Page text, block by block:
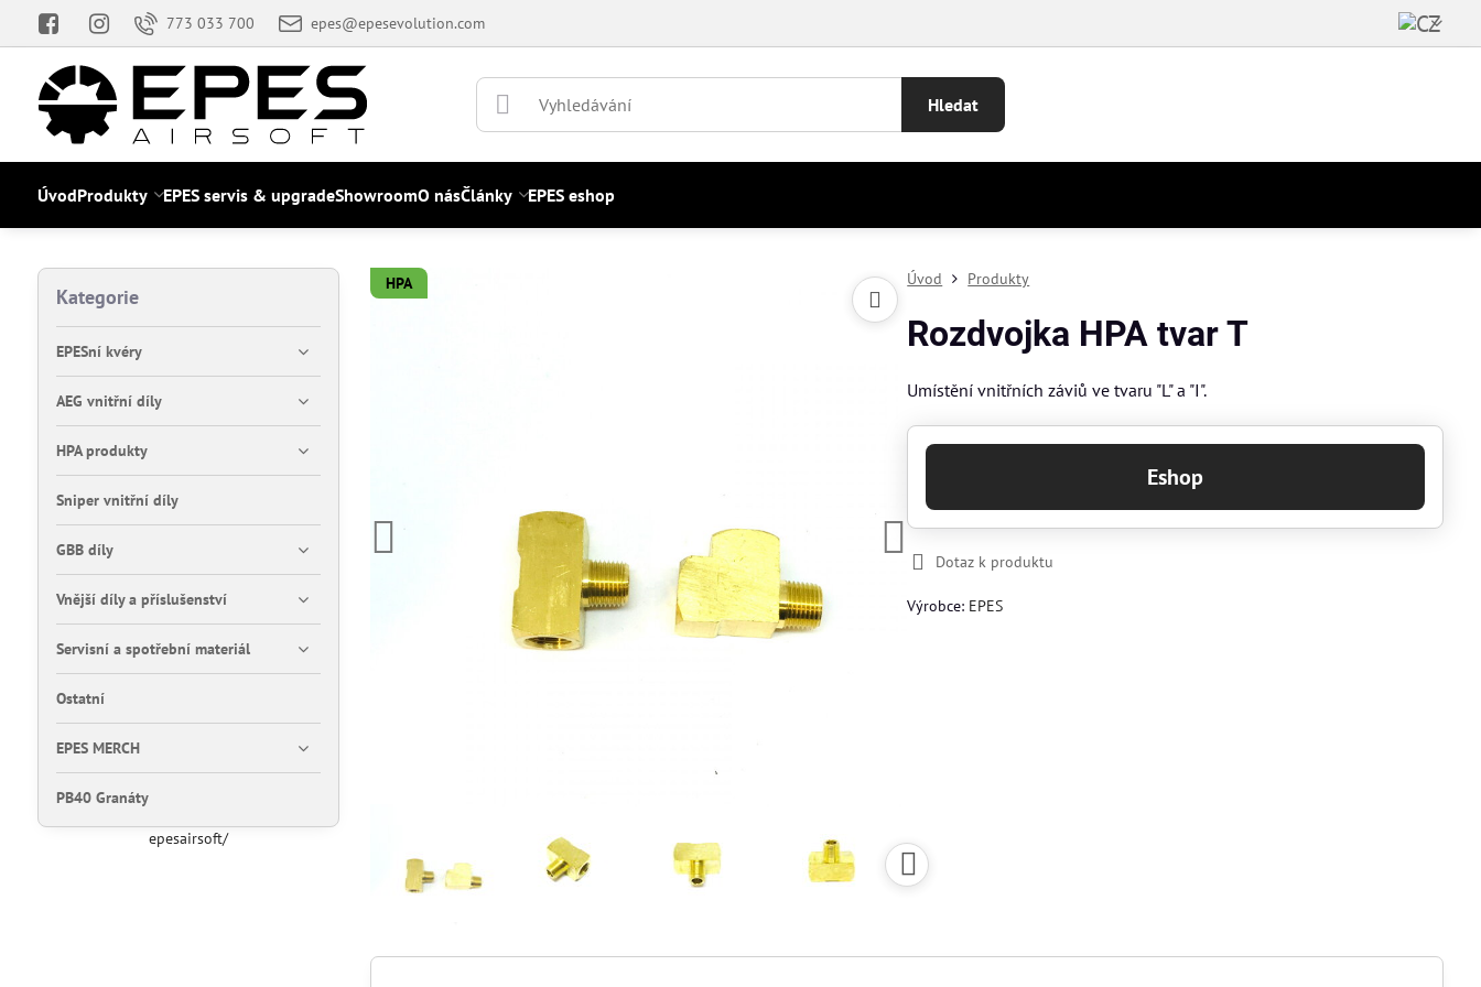
773 033 700 epes@epesevolution.com
Hledat
ÚvodProdukty EPES servis & upgradeShowroomO násČlánky EPES eshop
HPA Úvod Produkty
Rozdvojka HPA tvar T
Umístění vnitřních záviů ve tvaru "L" a "I".
Eshop
Dotaz k produktu
Výrobce: EPES
Kategorie
EPESní kvéry
AEG vnitřní díly
HPA produkty
Sniper vnitřní díly
GBB díly
Vnější díly a příslušenství
Servisní a spotřební materiál
Ostatní
EPES MERCH
PB40 Granáty
epesairsoft/